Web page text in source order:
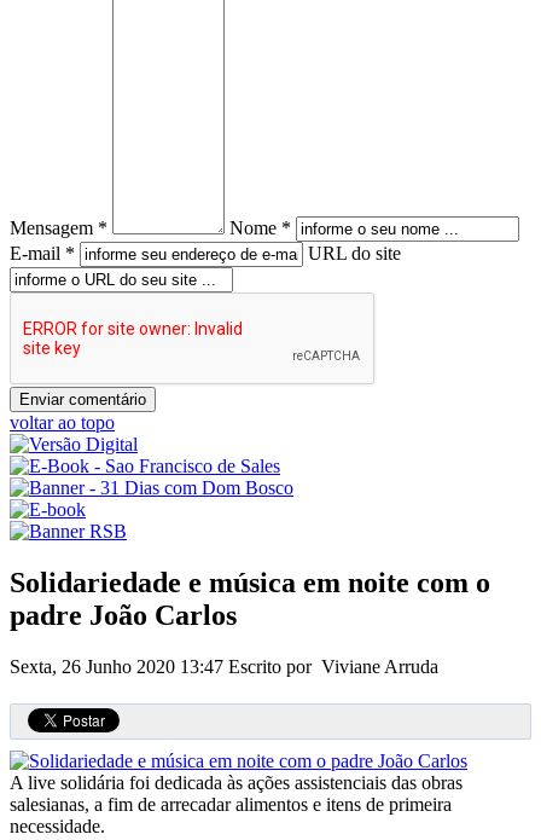
Mensagem *
Nome *
E-mail *
URL do site
voltar ao topo
Solidariedade e música em noite com o
padre João Carlos
Sexta, 26 Junho 2020 13:47 Escrito por Viviane Arruda
A live solidária foi dedicada às ações assistenciais das obras
salesianas, a fim de arrecadar alimentos e itens de primeira
necessidade.